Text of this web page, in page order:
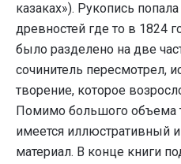
казаках»). Рукопись
древностей где то в 1824
было разделено на две
сочинитель пересмотрел,
творение, которое
Помимо большого объема
имеется иллюстративный
материал. В конце книги